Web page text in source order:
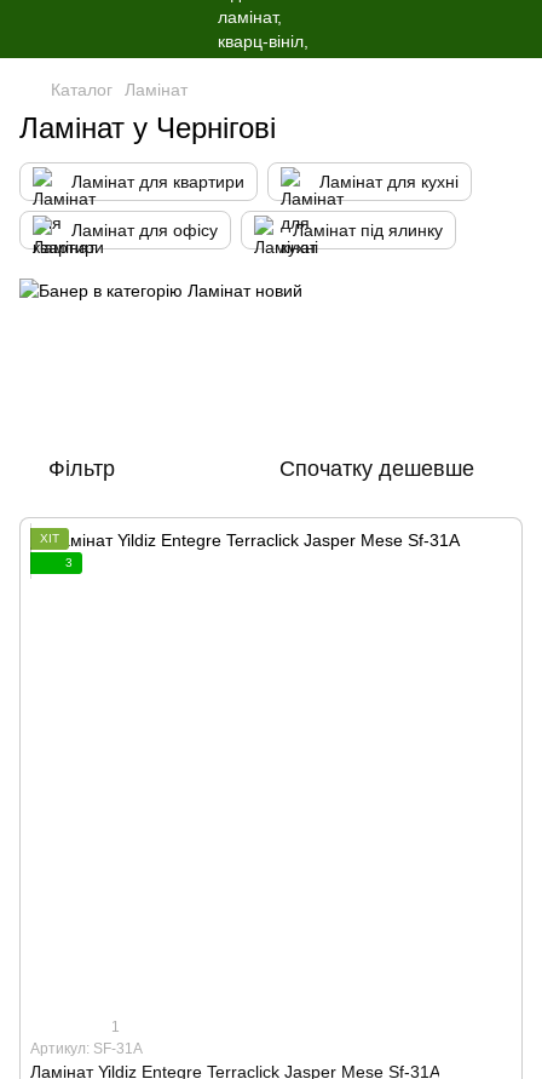
Каталог Ламінат
Ламінат у Чернігові
Ламінат для квартири Ламінат для кухні
Ламінат для офісу Ламінат під ялинку
Фільтр Спочатку дешевше
ХІТ
3
1
Артикул: SF-31A
Ламінат Yildiz Entegre Terraclick Jasper Mese Sf-31A